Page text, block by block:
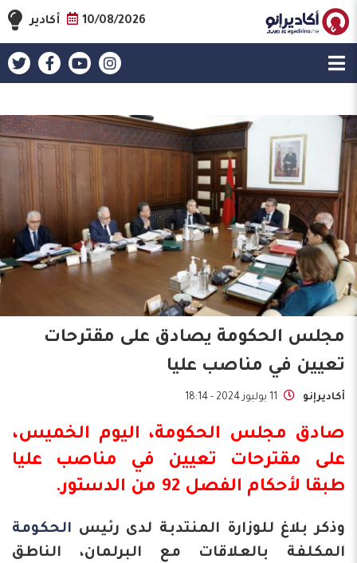
10/08/2026 أكادير
مجلس الحكومة يصادق على مقترحات
تعيين في مناصب عليا
أكاديرإنو 11 يوليوز 2024 - 18:14
صادق مجلس الحكومة، اليوم الخميس،
على مقترحات تعيين في مناصب عليا
طبقا لأحكام الفصل 92 من الدستور.
وذكر بلاغ للوزارة المنتدبة لدى رئيس الحكومة
المكلفة بالعلاقات مع البرلمان، الناطق